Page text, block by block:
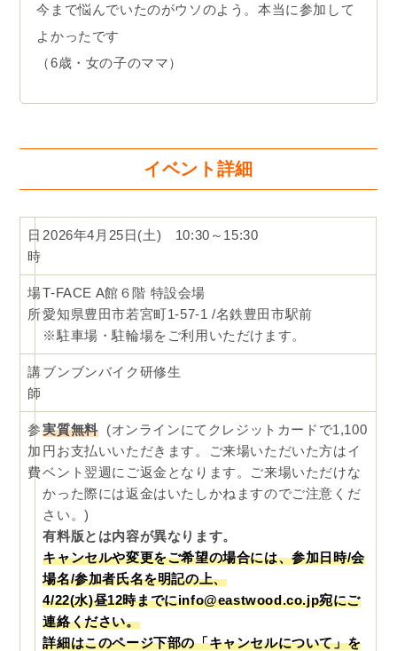
今まで悩んでいたのがウソのよう。本当に参加して
よかったです
（6歳・女の子のママ）
イベント詳細
日
時
2026年4月25日(土) 10:30～15:30
場
所
T-FACE A館６階 特設会場
愛知県豊田市若宮町1-57-1 /名鉄豊田市駅前
※駐車場・駐輪場をご利用いただけます。
講
師
ブンブンバイク研修生
参
加
費
実質無料(オンラインにてクレジットカードで1,100
円お支払いいただきます。ご来場いただいた方はイ
ベント翌週にご返金となります。ご来場いただけな
かった際には返金はいたしかねますのでご注意くだ
さい。)
有料版とは内容が異なります。
キャンセルや変更をご希望の場合には、参加日時/会
場名/参加者氏名を明記の上、
4/22(水)昼12時までにinfo@eastwood.co.jp宛にご
連絡ください。
詳細はこのページ下部の「キャンセルについて」を